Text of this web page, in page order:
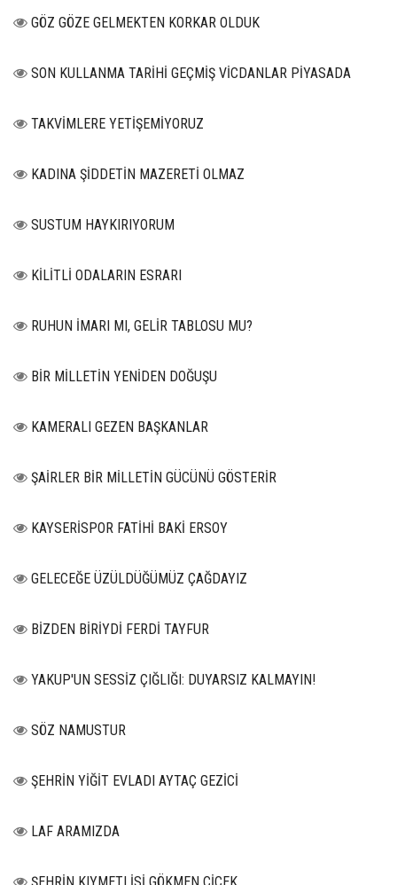
GÖZ GÖZE GELMEKTEN KORKAR OLDUK
SON KULLANMA TARİHİ GEÇMİŞ VİCDANLAR PİYASADA
TAKVİMLERE YETİŞEMİYORUZ
KADINA ŞİDDETİN MAZERETİ OLMAZ
SUSTUM HAYKIRIYORUM
KİLİTLİ ODALARIN ESRARI
RUHUN İMARI MI, GELİR TABLOSU MU?
BİR MİLLETİN YENİDEN DOĞUŞU
KAMERALI GEZEN BAŞKANLAR
ŞAİRLER BİR MİLLETİN GÜCÜNÜ GÖSTERİR
KAYSERİSPOR FATİHİ BAKİ ERSOY
GELECEĞE ÜZÜLDÜĞÜMÜZ ÇAĞDAYIZ
BİZDEN BİRİYDİ FERDİ TAYFUR
YAKUP'UN SESSİZ ÇIĞLIĞI: DUYARSIZ KALMAYIN!
SÖZ NAMUSTUR
ŞEHRİN YİĞİT EVLADI AYTAÇ GEZİCİ
LAF ARAMIZDA